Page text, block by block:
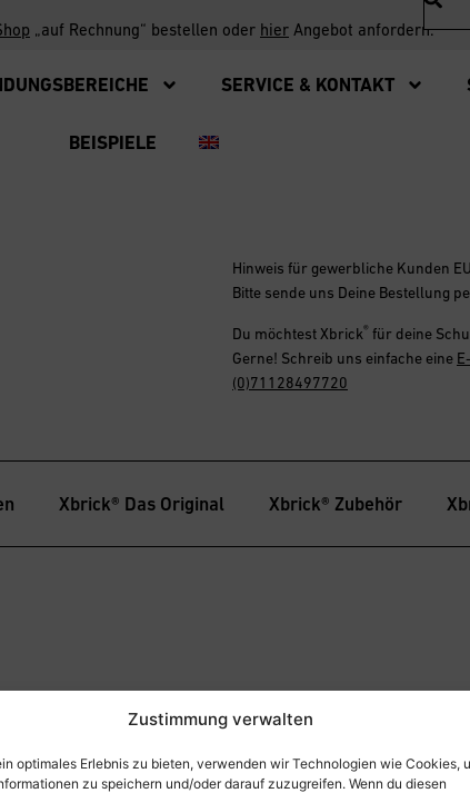
Zustimmung verwalten
optimales Erlebnis zu bieten, verwenden wir Technologien wie Cookies,
zu speichern und/oder darauf zuzugreifen. Wenn du diesen
„auf Rechnung“ bestellen oder hier Angebot anfordern.
SERVICE & KONTAKT
BEISPIELE
Hinweis für gewerbliche Kunden
Bitte sende uns Deine Bestellung
Du möchtest Xbrick® für deine
Gerne! Schreib uns einfache eine
(0)71128497720
Xbrick® Das Original Xbrick® Zubehör